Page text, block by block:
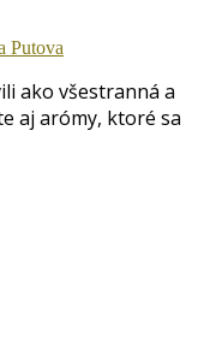
Putova
ako všestranná a
aj arómy, ktoré sa